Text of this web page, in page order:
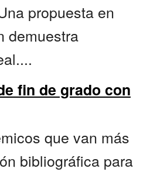
propuesta en
demuestra
fin de grado con
que van más
bibliográfica para